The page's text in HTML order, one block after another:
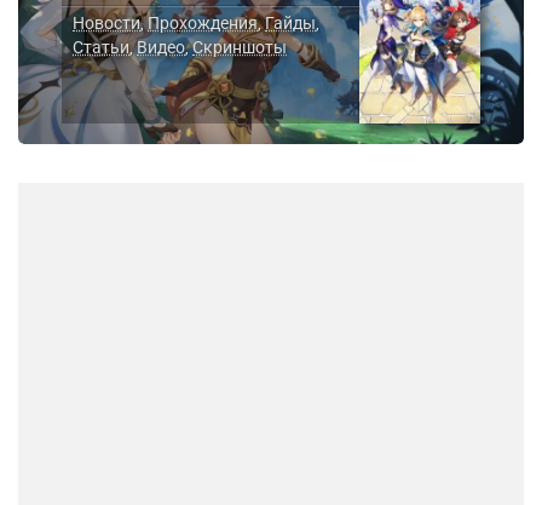
Новости,Прохождения,Гайды,
Статьи ,Видео,Скриншоты